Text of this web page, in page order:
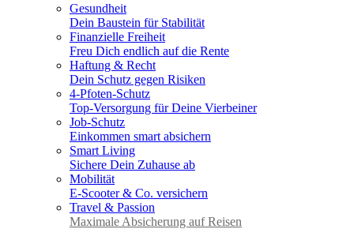
Gesundheit
Dein Baustein für Stabilität
Finanzielle Freiheit
Freu Dich endlich auf die Rente
Haftung & Recht
Dein Schutz gegen Risiken
4-Pfoten-Schutz
Top-Versorgung für Deine Vierbeiner
Job-Schutz
Einkommen smart absichern
Smart Living
Sichere Dein Zuhause ab
Mobilität
E-Scooter & Co. versichern
Travel & Passion
Maximale Absicherung auf Reisen